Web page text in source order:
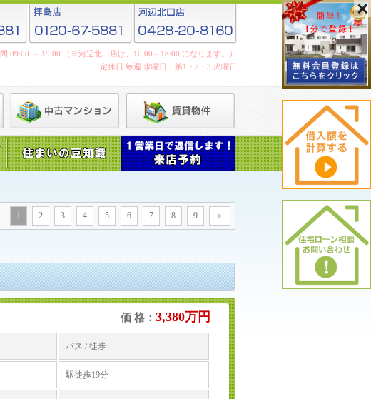
09:00 ～ 19:00 （※河辺北口店は、10:00～18:00 になります。）
定休日 毎週 水曜日 第1・2・3 火曜日
1 2 3 4 5 6 7 8 9 ＞
価 格： 3,380万円
バス / 徒歩
駅徒歩19分